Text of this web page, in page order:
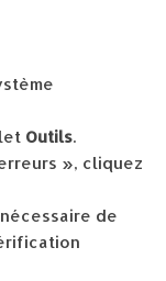
Outils.
», cliquez
de